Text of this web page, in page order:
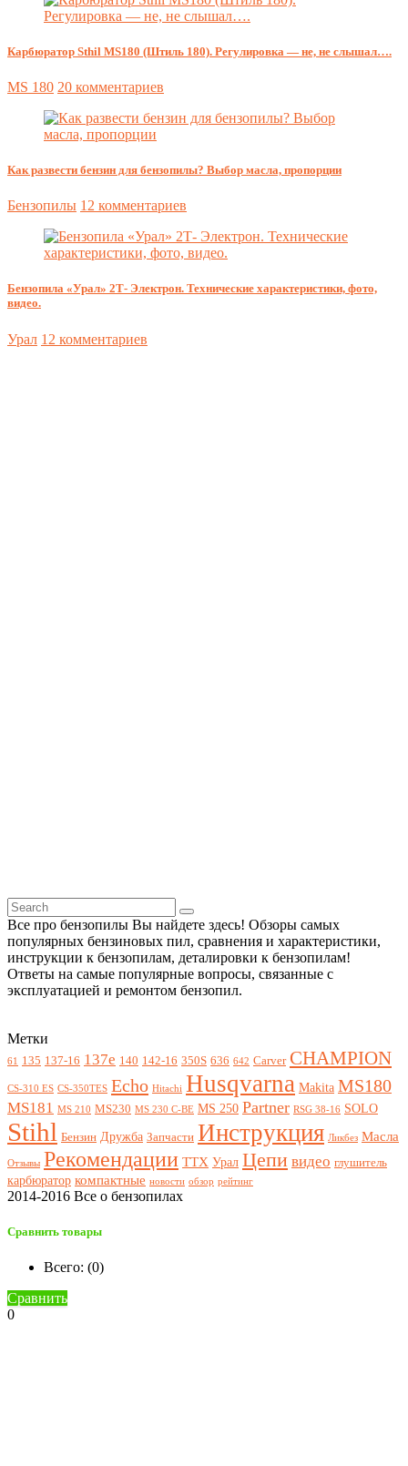
Карбюратор Sthil MS180 (Штиль 180). Регулировка — не, не слышал….
MS 180 20 комментариев
Как развести бензин для бензопилы? Выбор масла, пропорции
Бензопилы 12 комментариев
Бензопила «Урал» 2Т- Электрон. Технические характеристики, фото,
видео.
Урал 12 комментариев
Все про бензопилы Вы найдете здесь! Обзоры самых
популярных бензиновых пил, сравнения и характеристики,
инструкции к бензопилам, деталировки к бензопилам!
Ответы на самые популярные вопросы, связанные с
эксплуатацией и ремонтом бензопил.
Метки
61 135 137-16 137e 140 142-16 350S 636 642 Carver CHAMPION
CS-310 ES CS-350TES Echo Hitachi Husqvarna Makita MS180
MS181 MS 210 MS230 MS 230 C-BE MS 250 Partner RSG 38-16 SOLO
Stihl Бензин Дружба Запчасти Инструкция Ликбез Масла
Отзывы Рекомендации ТТХ Урал Цепи видео глушитель
карбюратор компактные новости обзор рейтинг
2014-2016 Все о бензопилах
Сравнить товары
Всего: (0)
Сравнить
0